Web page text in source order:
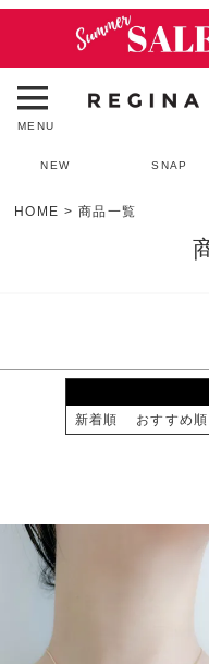
MENU
NEW SNAP
HOME 商品一覧
予約商品のみを表示
並び順
新着順
価格が高い順
レビュー順
新着順
おすすめ順